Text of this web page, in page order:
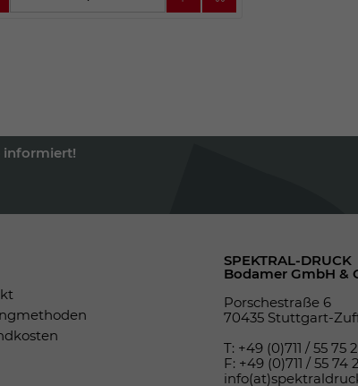
informiert!
SPEKTRAL-DRUCK
Bodamer GmbH &
Porschestraße 6
70435 Stuttgart-
T: +49 (0)711 / 55 75
F: +49 (0)711 / 55 74